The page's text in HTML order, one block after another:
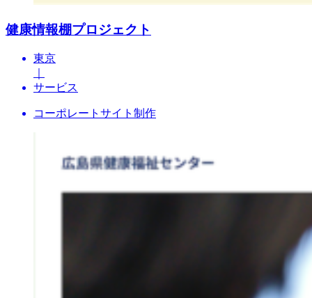
健康情報棚プロジェクト
東京
サービス
コーポレートサイト制作